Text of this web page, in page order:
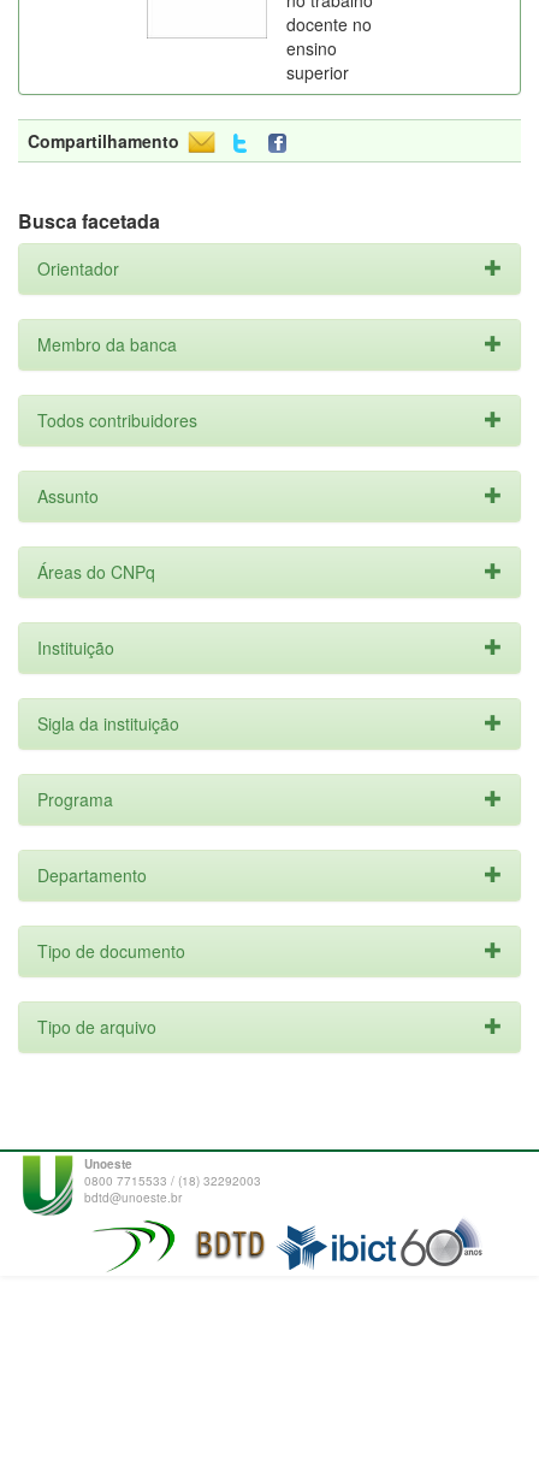
docente no
ensino
superior
Compartilhamento
Busca facetada
Orientador
Membro da banca
Todos contribuidores
Assunto
Áreas do CNPq
Instituição
Sigla da instituição
Programa
Departamento
Tipo de documento
Tipo de arquivo
Unoeste
0800 7715533 / (18) 32292003
bdtd@unoeste.br